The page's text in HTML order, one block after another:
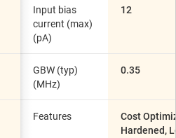
Input bias
current (max)
(pA)
12
GBW (typ)
(MHz)
0.35
Features
Cost
Hardened,